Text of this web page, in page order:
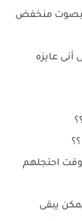
بصوت منخفض
أنى عايزه
وقت احتجلهم
يبقى